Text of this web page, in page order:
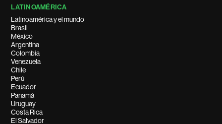
LATINOAMÉRICA
Latinoamérica y el mundo
Brasil
México
Argentina
Colombia
Venezuela
Chile
Perú
Ecuador
Panamá
Uruguay
Costa Rica
El Salvador